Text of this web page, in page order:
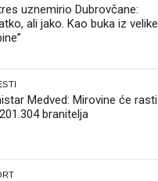
uznemirio Dubrovčane:
ali jako. Kao buka iz velike
Medved: Mirovine će rasti
branitelja